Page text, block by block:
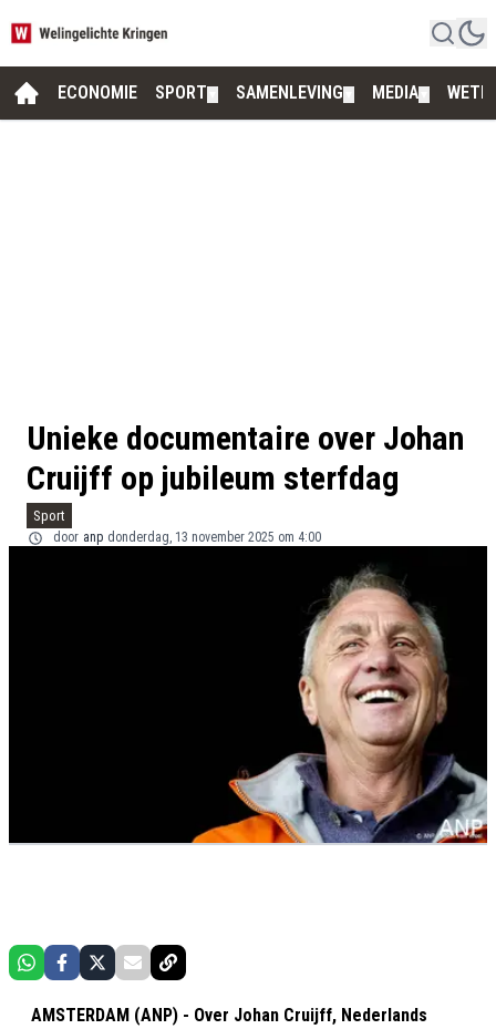
ECONOMIE SPORT SAMENLEVING MEDIA
Unieke documentaire over Johan
Cruijff op jubileum sterfdag
Sport
door anp donderdag, 13 november 2025 om 4:00
AMSTERDAM (ANP) - Over Johan Cruijff, Nederlands